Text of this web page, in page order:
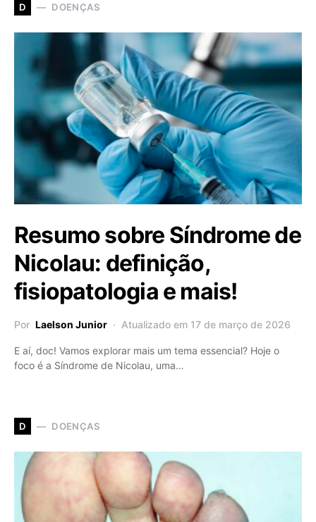
D DOENÇAS
Resumo sobre Síndrome de
Nicolau: definição,
fisiopatologia e mais!
Por Laelson Junior Atualizado em 17 de março de 2026
E aí, doc! Vamos explorar mais um tema essencial? Hoje o
foco é a Síndrome de Nicolau, uma…
D DOENÇAS